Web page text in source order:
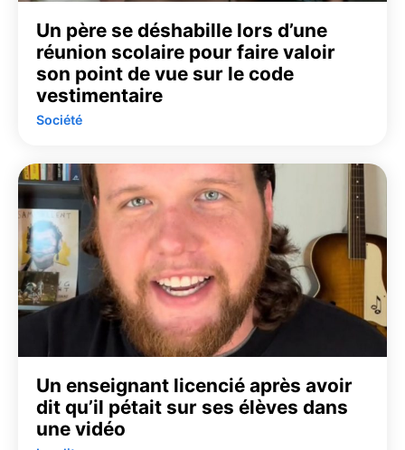
Un père se déshabille lors d’une
réunion scolaire pour faire valoir
son point de vue sur le code
vestimentaire
Société
Un enseignant licencié après avoir
dit qu’il pétait sur ses élèves dans
une vidéo